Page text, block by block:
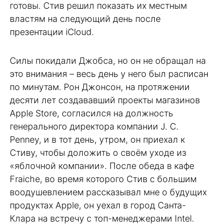
готовы. Стив решил показать их местным
властям на следующий день после
презентации iCloud.
Силы покидали Джобса, но он не обращал на
это внимания – весь день у него был расписан
по минутам. Рон Джонсон, на протяжении
десяти лет создававший проекты магазинов
Apple Store, согласился на должность
генерального директора компании J. C.
Penney, и в тот день, утром, он приехал к
Стиву, чтобы доложить о своём уходе из
«яблочной компании». После обеда в кафе
Fraiche, во время которого Стив с большим
воодушевлением рассказывал мне о будущих
продуктах Apple, он уехал в город Санта-
Клара на встречу с топ-менеджерами Intel.